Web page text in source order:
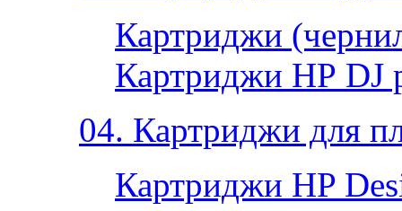
Картриджи
Картриджи НР DJ
04. Картриджи для
Картриджи HP